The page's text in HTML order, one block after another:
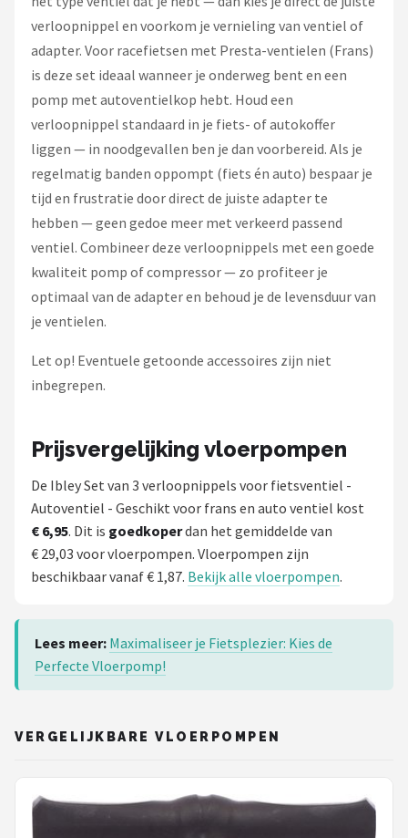
verloopnippel en voorkom je vernieling van ventiel of
adapter. Voor racefietsen met Presta-ventielen (Frans)
is deze set ideaal wanneer je onderweg bent en een
pomp met autoventielkop hebt. Houd een
verloopnippel standaard in je fiets- of autokoffer
liggen — in noodgevallen ben je dan voorbereid. Als je
regelmatig banden oppompt (fiets én auto) bespaar je
tijd en frustratie door direct de juiste adapter te
hebben — geen gedoe meer met verkeerd passend
ventiel. Combineer deze verloopnippels met een goede
kwaliteit pomp of compressor — zo profiteer je
optimaal van de adapter en behoud je de levensduur van
je ventielen.
Let op! Eventuele getoonde accessoires zijn niet
inbegrepen.
Prijsvergelijking vloerpompen
De Ibley Set van 3 verloopnippels voor fietsventiel -
Autoventiel - Geschikt voor frans en auto ventiel kost
€ 6,95. Dit is goedkoperdan het gemiddelde van
€ 29,03 voor vloerpompen. Vloerpompen zijn
beschikbaar vanaf € 1,87. Bekijk alle vloerpompen.
Lees meer: Maximaliseer je Fietsplezier: Kies de
Perfecte Vloerpomp!
VERGELIJKBARE VLOERPOMPEN